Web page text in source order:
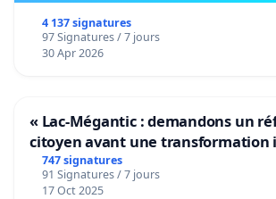
4 137 signatures
97 Signatures / 7 jours
30 Apr 2026
« Lac-Mégantic : demandons un
citoyen avant une transformation
de notre territoire »
747 signatures
91 Signatures / 7 jours
17 Oct 2025